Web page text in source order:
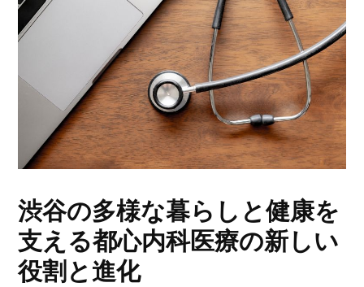
渋谷の多様な暮らしと健康を
支える都心内科医療の新しい
役割と進化